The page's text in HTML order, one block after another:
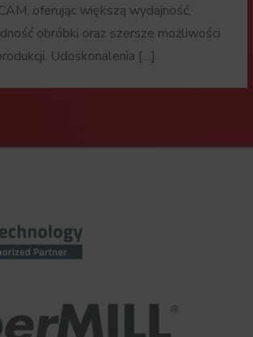
oferując większą wydajność,
obróbki oraz szersze możliwości
Udoskonalenia […]